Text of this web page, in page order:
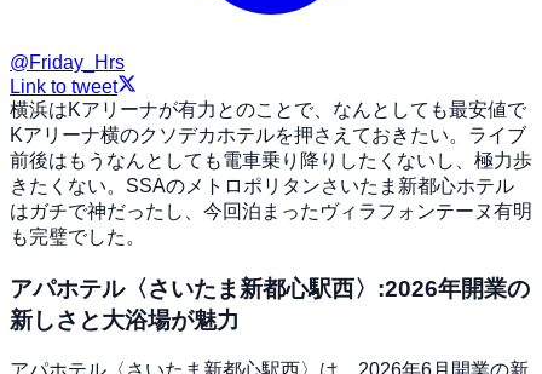
@Friday_Hrs
Link to tweet
横浜はKアリーナが有力とのことで、なんとしても最安値で
Kアリーナ横のクソデカホテルを押さえておきたい。ライブ
前後はもうなんとしても電車乗り降りしたくないし、極力歩
きたくない。SSAのメトロポリタンさいたま新都心ホテル
はガチで神だったし、今回泊まったヴィラフォンテーヌ有明
も完璧でした。
アパホテル〈さいたま新都心駅西〉:2026年開業の
新しさと大浴場が魅力